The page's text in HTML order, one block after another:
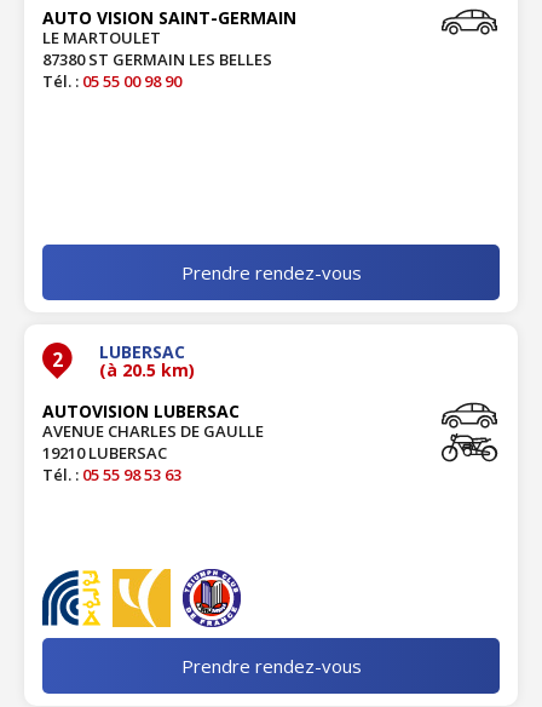
AUTO VISION SAINT-GERMAIN
LE MARTOULET
87380 ST GERMAIN LES BELLES
Tél. : 05 55 00 98 90
Prendre rendez-vous
2 LUBERSAC
(à 20.5 km)
AUTOVISION LUBERSAC
AVENUE CHARLES DE GAULLE
19210 LUBERSAC
Tél. : 05 55 98 53 63
Prendre rendez-vous